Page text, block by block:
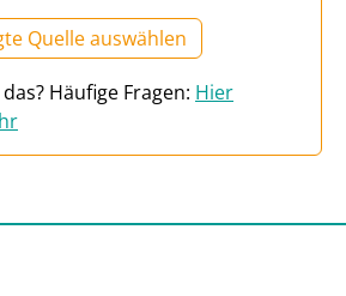
Quelle auswählen
Häufige Fragen: Hier